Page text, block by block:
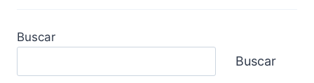
Buscar
Buscar